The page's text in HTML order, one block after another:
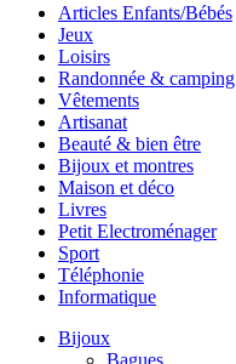
Articles Enfants/Bébés
Jeux
Loisirs
Randonnée & camping
Vêtements
Artisanat
Beauté & bien être
Bijoux et montres
Maison et déco
Livres
Petit Electroménager
Sport
Téléphonie
Informatique
Bijoux
Bagues